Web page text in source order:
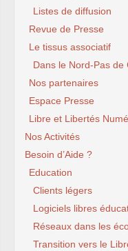
Listes de diffusion
Revue de Presse
Le tissus associatif
Dans le Nord-Pas de
Nos partenaires
Espace Presse
Libre et Libertés
Nos Activités
Besoin d’Aide ?
Education
Clients légers
Logiciels libres
Réseaux dans les
Transition vers le